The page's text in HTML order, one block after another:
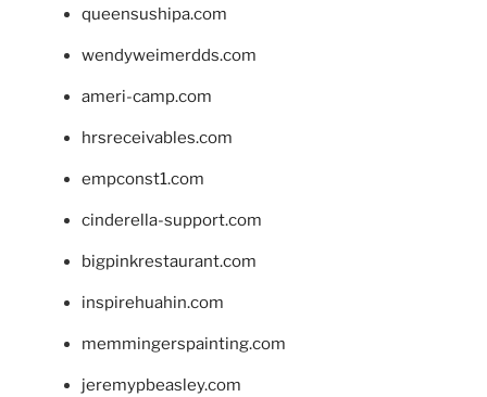
queensushipa.com
wendyweimerdds.com
ameri-camp.com
hrsreceivables.com
empconst1.com
cinderella-support.com
bigpinkrestaurant.com
inspirehuahin.com
memmingerspainting.com
jeremypbeasley.com